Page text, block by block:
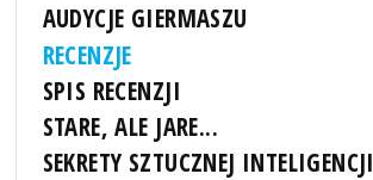
AUDYCJE GIERMASZU
RECENZJE
SPIS RECENZJI
STARE, ALE JARE...
SEKRETY SZTUCZNEJ INTELIGENCJI